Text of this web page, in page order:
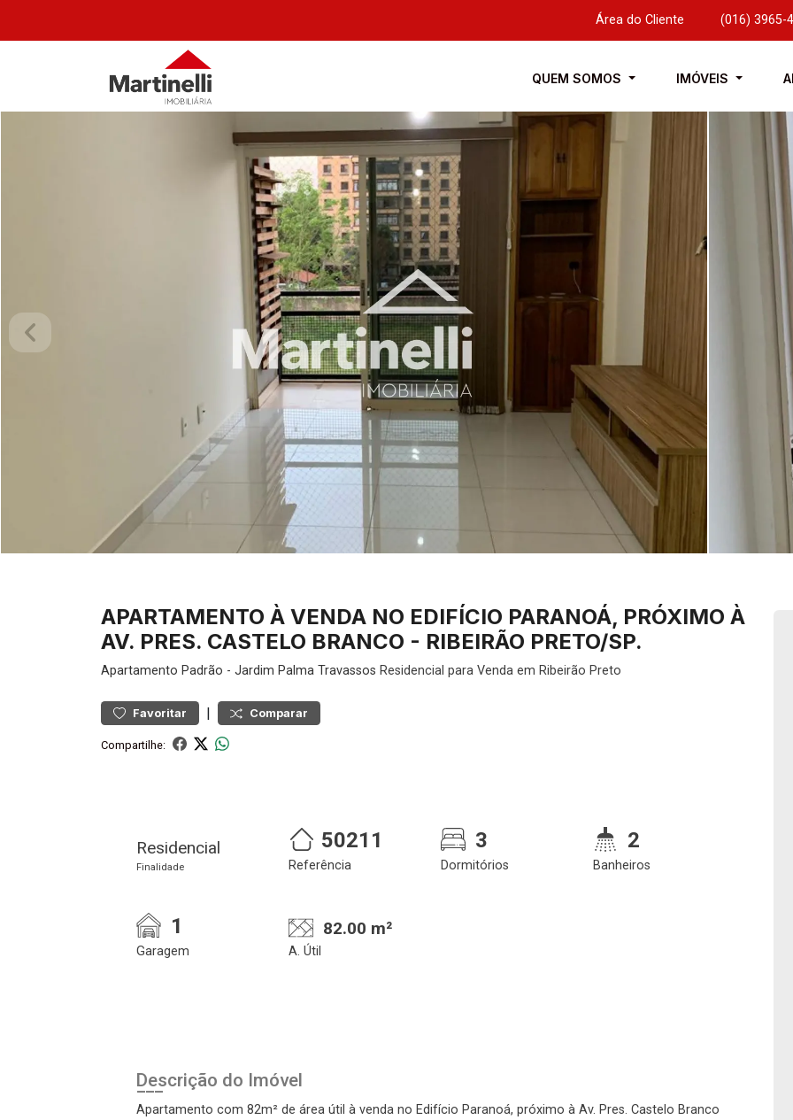
Área do Cliente (016) 3965-
QUEM SOMOS IMÓVEIS
APARTAMENTO À VENDA NO EDIFÍCIO PARANOÁ, PRÓXIMO À
AV. PRES. CASTELO BRANCO - RIBEIRÃO PRETO/SP.
Apartamento Padrão - Jardim Palma Travassos Residencial para Venda em Ribeirão Preto
Favoritar | Comparar
Compartilhe:
Residencial
Finalidade
50211
Referência
3
Dormitórios
2
Banheiros
1
Garagem
82.00 m²
A. Útil
Descrição do Imóvel
Apartamento com 82m² de área útil à venda no Edifício Paranoá, próximo à Av. Pres. Castelo Branco